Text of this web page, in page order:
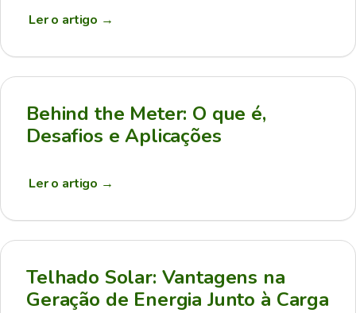
Ler o artigo →
Behind the Meter: O que é,
Desafios e Aplicações
Ler o artigo →
Telhado Solar: Vantagens na
Geração de Energia Junto à Carga